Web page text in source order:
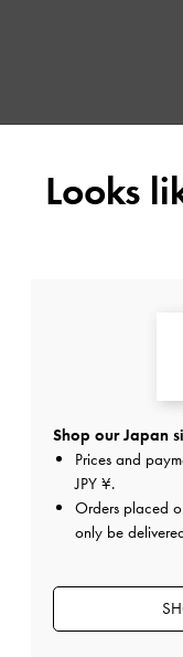
Looks
Shop our Japan
Prices and
JPY ¥.
Orders placed
only be